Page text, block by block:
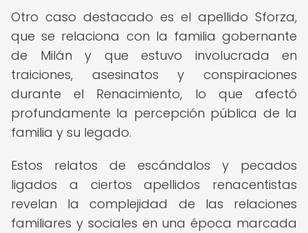
Otro caso destacado es el apellido Sforza,
que se relaciona con la familia gobernante
de Milán y que estuvo involucrada en
traiciones, asesinatos y conspiraciones
durante el Renacimiento, lo que afectó
profundamente la percepción pública de la
familia y su legado.
Estos relatos de escándalos y pecados
ligados a ciertos apellidos renacentistas
revelan la complejidad de las relaciones
familiares y sociales en una época marcada